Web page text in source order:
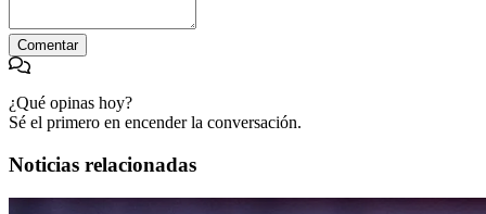
Comentar
¿Qué opinas hoy?
Sé el primero en encender la conversación.
Noticias relacionadas